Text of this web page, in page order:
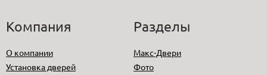
Компания
О компании
Установка дверей
Разделы
Макс-Двери
Фото